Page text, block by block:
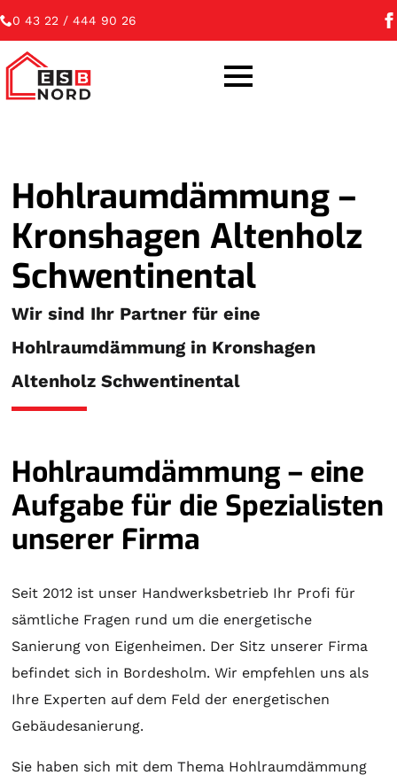
0 43 22 / 444 90 26
Hohlraumdämmung –
Kronshagen Altenholz
Schwentinental
Wir sind Ihr Partner für eine
Hohlraumdämmung in Kronshagen
Altenholz Schwentinental
Hohlraumdämmung – eine
Aufgabe für die Spezialisten
unserer Firma
Seit 2012 ist unser Handwerksbetrieb Ihr Profi für
sämtliche Fragen rund um die energetische
Sanierung von Eigenheimen. Der Sitz unserer Firma
befindet sich in Bordesholm. Wir empfehlen uns als
Ihre Experten auf dem Feld der energetischen
Gebäudesanierung.
Sie haben sich mit dem Thema Hohlraumdämmung